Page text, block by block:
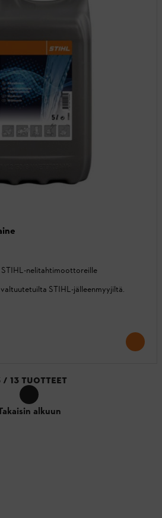
nelitahtimoottoreille
STIHL-jälleenmyyjiltä.
/ 13 TUOTTEET
alkuun